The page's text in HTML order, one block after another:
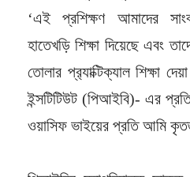
‘এই প্রশিক্ষণ আমাদের
হাতেখড়ি শিক্ষা দিয়েছে এবং
তোলার প্র‍্যাক্টিক্যাল শিক্ষা
ইন্সটিটিউট (পিআইবি)- এর
ওয়াসিফ ভাইয়ের প্রতি আমি